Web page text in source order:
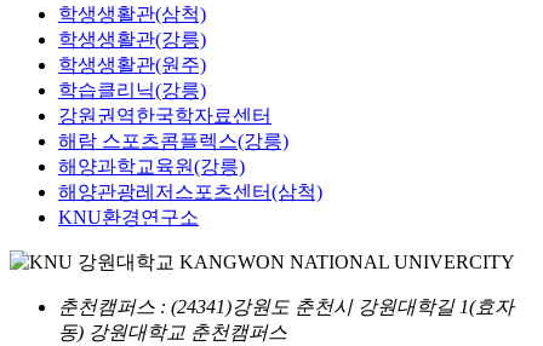
학생생활관(삼척)
학생생활관(강릉)
학생생활관(원주)
학습클리닉(강릉)
강원권역한국학자료센터
해람 스포츠콤플렉스(강릉)
해양과학교육원(강릉)
해양관광레저스포츠센터(삼척)
KNU환경연구소
춘천캠퍼스 : (24341)강원도 춘천시 강원대학길 1(효자
동) 강원대학교 춘천캠퍼스